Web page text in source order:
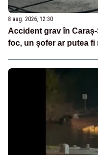
8 aug. 2026, 12:30
Accident grav în
foc, un șofer ar putea fi